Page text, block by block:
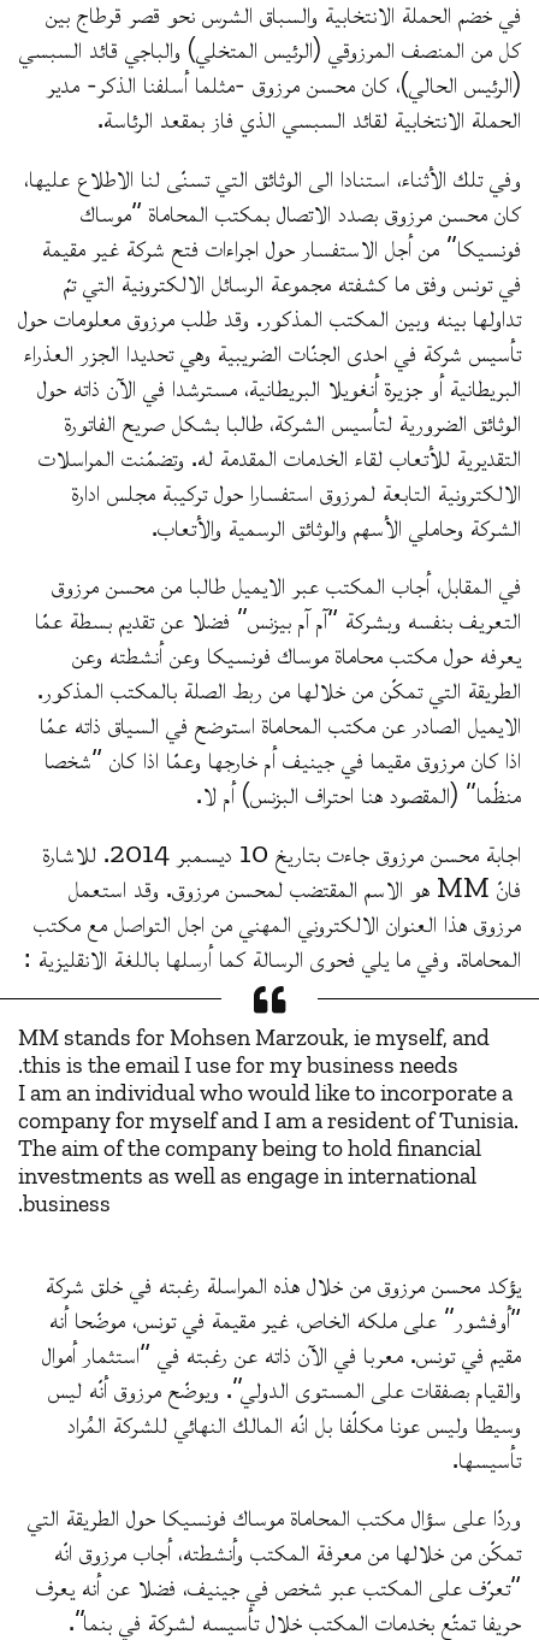
في خضم الحملة الانتخابية والسباق الشرس نحو قصر قرطاج بين
كل من المنصف المرزوقي (الرئيس المتخلي) والباجي قائد السبسي
(الرئيس الحالي)، كان محسن مرزوق -مثلما أسلفنا الذكر- مدير
الحملة الانتخابية لقائد السبسي الذي فاز بمقعد الرئاسة.
وفي تلك الأثناء، استنادا الى الوثائق التي تسنّى لنا الاطلاع عليها،
كان محسن مرزوق بصدد الاتصال بمكتب المحاماة “موساك
فونسيكا” من أجل الاستفسار حول اجراءات فتح شركة غير مقيمة
في تونس وفق ما كشفته مجموعة الرسائل الالكترونية التي تمّ
تداولها بينه وبين المكتب المذكور. وقد طلب مرزوق معلومات حول
تأسيس شركة في احدى الجنّات الضريبية وهي تحديدا الجزر العذراء
البريطانية أو جزيرة أنغويلا البريطانية، مسترشدا في الآن ذاته حول
الوثائق الضرورية لتأسيس الشركة، طالبا بشكل صريح الفاتورة
التقديرية للأتعاب لقاء الخدمات المقدمة له. وتضمّنت المراسلات
الالكترونية التابعة لمرزوق استفسارا حول تركيبة مجلس ادارة
الشركة وحاملي الأسهم والوثائق الرسمية والأتعاب.
في المقابل، أجاب المكتب عبر الايميل طالبا من محسن مرزوق
التعريف بنفسه وبشركة “آم آم بيزنس” فضلا عن تقديم بسطة عمّا
يعرفه حول مكتب محاماة موساك فونسيكا وعن أنشطته وعن
الطريقة التي تمكّن من خلالها من ربط الصلة بالمكتب المذكور.
الايميل الصادر عن مكتب المحاماة استوضح في السياق ذاته عمّا
اذا كان مرزوق مقيما في جينيف أم خارجها وعمّا اذا كان “شخصا
منظّما” (المقصود هنا احتراف البزنس) أم لا.
اجابة محسن مرزوق جاءت بتاريخ 10 ديسمبر 2014. للاشارة
فانّ MM هو الاسم المقتضب لمحسن مرزوق. وقد استعمل
مرزوق هذا العنوان الالكتروني المهني من اجل التواصل مع مكتب
المحاماة. وفي ما يلي فحوى الرسالة كما أرسلها باللغة الانقليزية :
MM stands for Mohsen Marzouk, ie myself, and
this is the email I use for my business needs.
I am an individual who would like to incorporate a
company for myself and I am a resident of Tunisia.
The aim of the company being to hold financial
investments as well as engage in international
business.
يؤكد محسن مرزوق من خلال هذه المراسلة رغبته في خلق شركة
“أوفشور” على ملكه الخاص، غير مقيمة في تونس، موضّحا أنه
مقيم في تونس. معربا في الآن ذاته عن رغبته في “استثمار أموال
والقيام بصفقات على المستوى الدولي”. ويوضّح مرزوق أنّه ليس
وسيطا وليس عونا مكلّفا بل انّه المالك النهائي للشركة المُراد
تأسيسها.
وردّا على سؤال مكتب المحاماة موساك فونسيكا حول الطريقة التي
تمكّن من خلالها من معرفة المكتب وأنشطته، أجاب مرزوق انّه
“تعرّف على المكتب عبر شخص في جينيف، فضلا عن أنه يعرف
حريفا تمتّع بخدمات المكتب خلال تأسيسه لشركة في بنما”.